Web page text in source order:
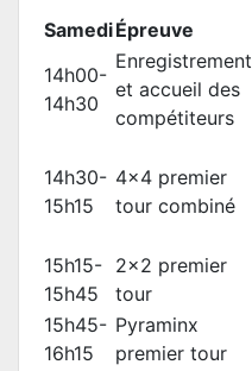
SamediÉpreuve
14h00-
14h30
Enregistrement
et accueil des
compétiteurs
14h30-
15h15
4x4 premier
tour combiné
15h15-
15h45
2x2 premier
tour
15h45-
16h15
Pyraminx
premier tour